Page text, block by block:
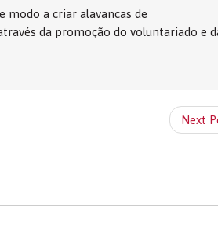
modo a criar alavancas de
da promoção do voluntariado e
Next